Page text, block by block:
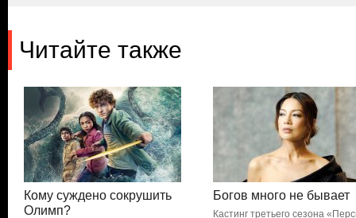
Читайте также
Кому суждено сокрушить
Олимп?
Богов много не бывает
Кастинг третьего сезона